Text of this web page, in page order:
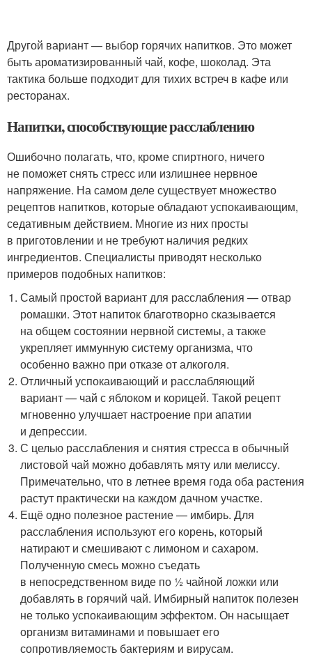
Другой вариант — выбор горячих напитков. Это может
быть ароматизированный чай, кофе, шоколад. Эта
тактика больше подходит для тихих встреч в кафе или
ресторанах.
Напитки, способствующие расслаблению
Ошибочно полагать, что, кроме спиртного, ничего
не поможет снять стресс или излишнее нервное
напряжение. На самом деле существует множество
рецептов напитков, которые обладают успокаивающим,
седативным действием. Многие из них просты
в приготовлении и не требуют наличия редких
ингредиентов. Специалисты приводят несколько
примеров подобных напитков:
Самый простой вариант для расслабления — отвар
ромашки. Этот напиток благотворно сказывается
на общем состоянии нервной системы, а также
укрепляет иммунную систему организма, что
особенно важно при отказе от алкоголя.
Отличный успокаивающий и расслабляющий
вариант — чай с яблоком и корицей. Такой рецепт
мгновенно улучшает настроение при апатии
и депрессии.
С целью расслабления и снятия стресса в обычный
листовой чай можно добавлять мяту или мелиссу.
Примечательно, что в летнее время года оба растения
растут практически на каждом дачном участке.
Ещё одно полезное растение — имбирь. Для
расслабления используют его корень, который
натирают и смешивают с лимоном и сахаром.
Полученную смесь можно съедать
в непосредственном виде по ½ чайной ложки или
добавлять в горячий чай. Имбирный напиток полезен
не только успокаивающим эффектом. Он насыщает
организм витаминами и повышает его
сопротивляемость бактериям и вирусам.